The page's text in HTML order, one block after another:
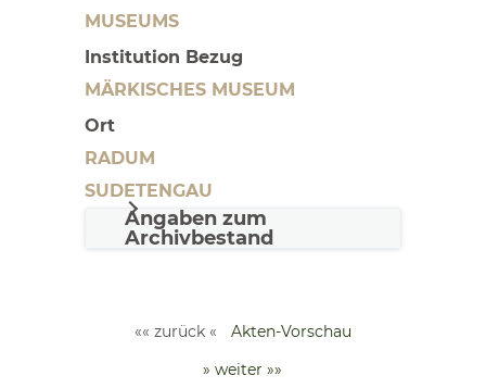
MUSEUMS
Institution Bezug
MÄRKISCHES MUSEUM
Ort
RADUM
SUDETENGAU
Angaben zum
Archivbestand
«« zurück «
Akten-Vorschau
» weiter »»